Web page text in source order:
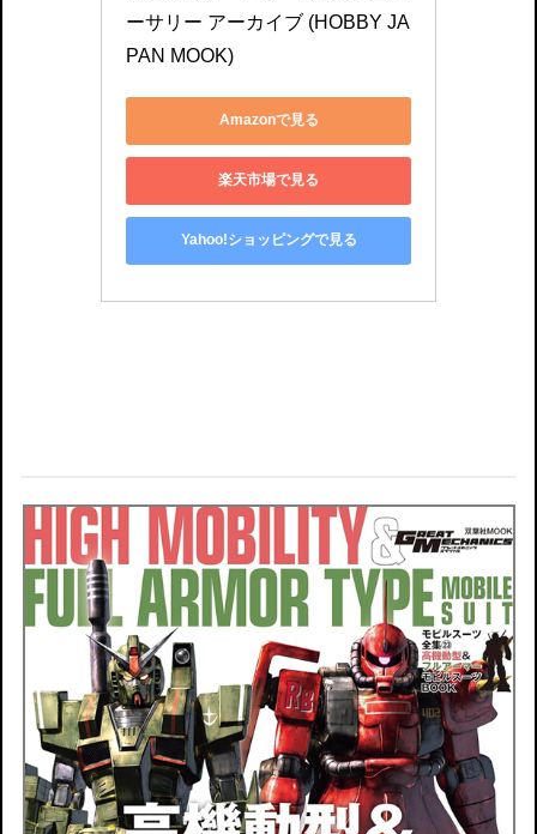
ーサリー アーカイブ (HOBBY JA
PAN MOOK)
Amazonで見る
楽天市場で見る
Yahoo!ショッピングで見る